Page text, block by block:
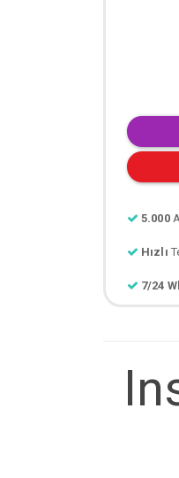
5.000
Hızlı
7/24